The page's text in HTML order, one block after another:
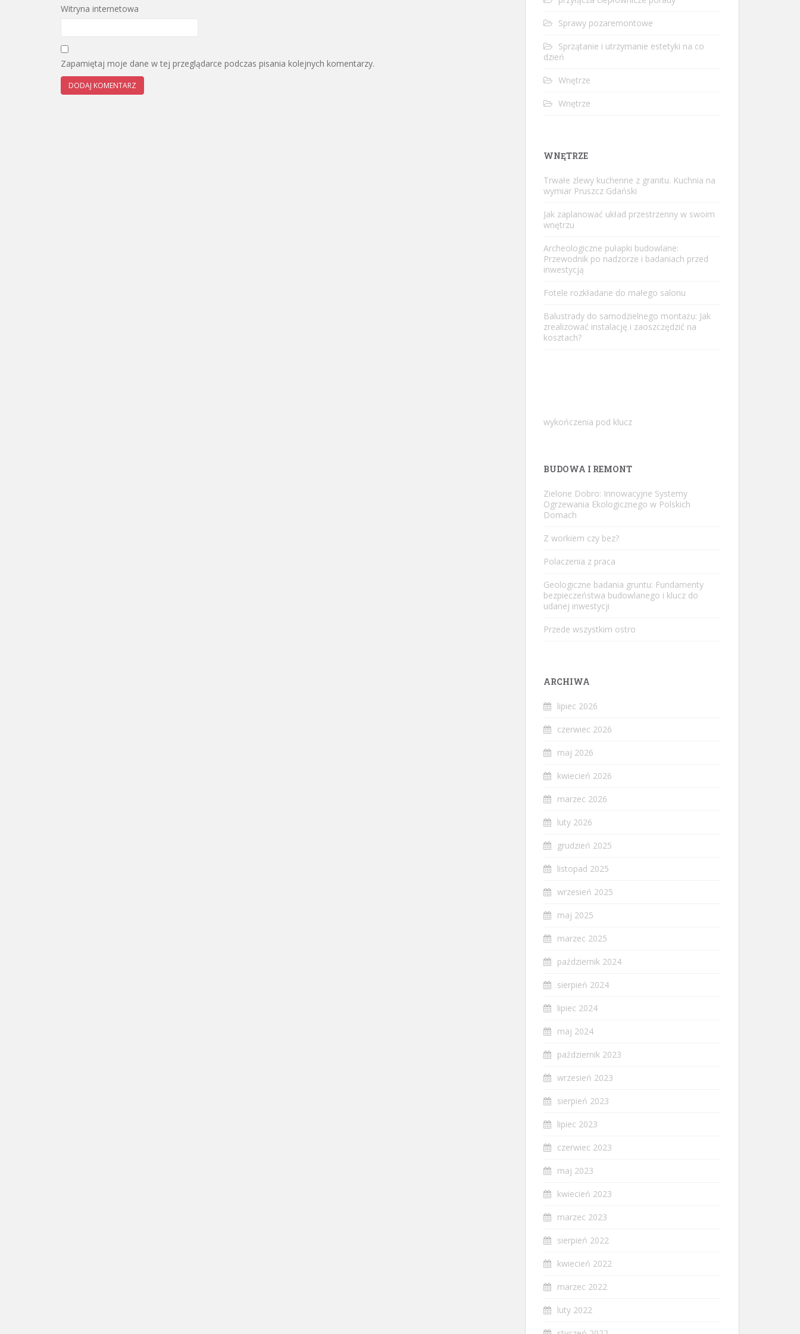
Witryna internetowa
Zapamiętaj moje dane w tej przeglądarce podczas pisania kolejnych komentarzy.
Sprawy pozaremontowe
Sprzątanie i utrzymanie estetyki na co
dzień
Wnętrze
Wnętrze
WNĘTRZE
Trwałe zlewy kuchenne z granitu. Kuchnia na
wymiar Pruszcz Gdański
Jak zaplanować układ przestrzenny w swoim
wnętrzu
Archeologiczne pułapki budowlane:
Przewodnik po nadzorze i badaniach przed
inwestycją
Fotele rozkładane do małego salonu
Balustrady do samodzielnego montażu: Jak
zrealizować instalację i zaoszczędzić na
kosztach?
wykończenia pod klucz
BUDOWA I REMONT
Zielone Dobro: Innowacyjne Systemy
Ogrzewania Ekologicznego w Polskich
Domach
Z workiem czy bez?
Polaczenia z praca
Geologiczne badania gruntu: Fundamenty
bezpieczeństwa budowlanego i klucz do
udanej inwestycji
Przede wszystkim ostro
ARCHIWA
lipiec 2026
czerwiec 2026
maj 2026
kwiecień 2026
marzec 2026
luty 2026
grudzień 2025
listopad 2025
wrzesień 2025
maj 2025
marzec 2025
październik 2024
sierpień 2024
lipiec 2024
maj 2024
październik 2023
wrzesień 2023
sierpień 2023
lipiec 2023
czerwiec 2023
maj 2023
kwiecień 2023
marzec 2023
sierpień 2022
kwiecień 2022
marzec 2022
luty 2022